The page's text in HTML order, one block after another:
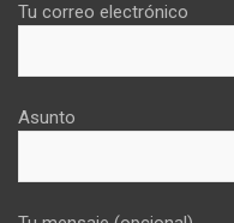
Tu correo electrónico
Asunto